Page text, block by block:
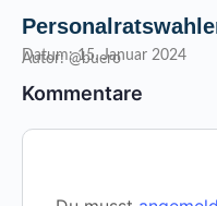
Datum: 15. Januar 2024
Autor: @buero
Kommentare